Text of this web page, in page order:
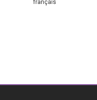
français